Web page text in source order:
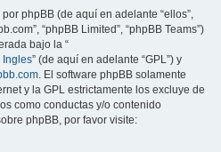
phpBB (de aquí en adelante “ellos”,
“phpBB Limited”, “phpBB Teams”)
bajo la “
Ingles” (de aquí en adelante “GPL”) y
. El software phpBB solamente
y la GPL estrictamente los excluye de
como conductas y/o contenido
phpBB, por favor visite: